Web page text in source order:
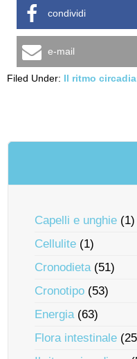
condividi
e-mail
Filed Under: Il ritmo
Capelli e unghie (1)
Cellulite (1)
Cronodieta(51)
Cronotipo (53)
Energia(63)
Flora intestinale